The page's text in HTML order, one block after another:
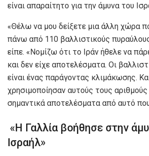
είναι απαραίτητο για την άμυνα του
«Θέλω να μου δείξετε μια άλλη χώρα
πάνω από 110 βαλλιστικούς
είπε. «Νομίζω ότι το Ιράν ήθελε να
και δεν είχε αποτελέσματα. Οι
είναι ένας παράγοντας κλιμάκωσης.
χρησιμοποίησαν αυτούς τους αριθμούς
σημαντικά αποτελέσματα από αυτό
«Η Γαλλία βοήθησε στην
Ισραήλ»